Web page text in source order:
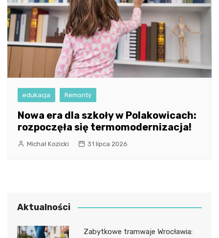
edukacja Remonty
Nowa era dla szkoły w Polakowicach:
rozpoczęła się termomodernizacja!
Michał Kozicki 31 lipca 2026
Aktualności
Zabytkowe tramwaje Wrocławia: